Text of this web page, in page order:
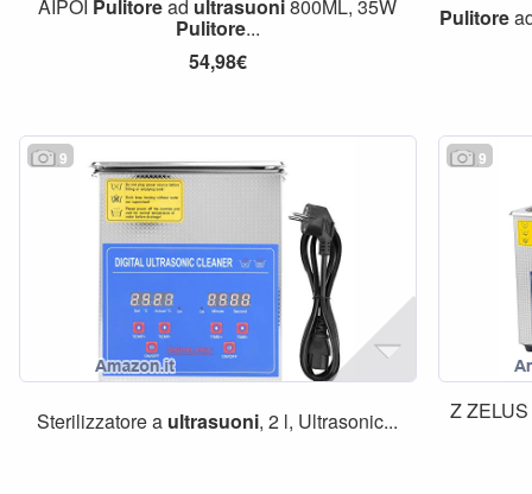
AIPOI Pulitoread ultrasuoni800ML, 35W
Pulitore...
54,98€
Pulitore
9
Sterilizzatore a ultrasuoni, 2 l, Ultrasonic...
9
Z